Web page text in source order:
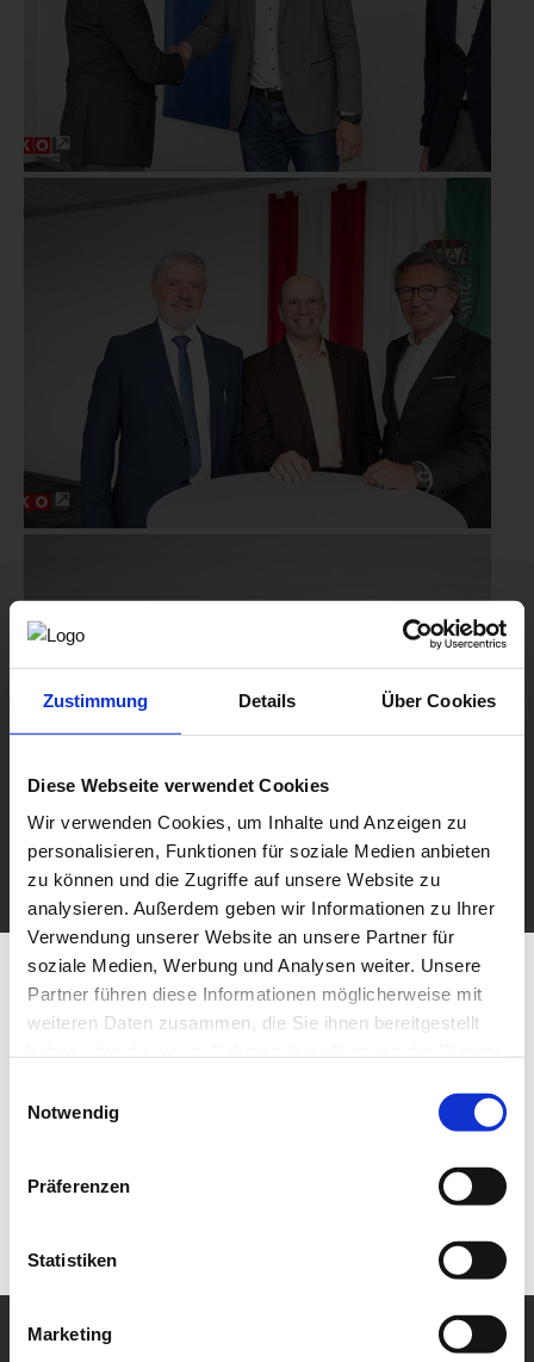
Zustimmung Details Über Cookies
Diese Webseite verwendet Cookies
Wir verwenden Cookies, um Inhalte und Anzeigen zu
personalisieren, Funktionen für soziale Medien anbieten
zu können und die Zugriffe auf unsere Website zu
analysieren. Außerdem geben wir Informationen zu Ihrer
Verwendung unserer Website an unsere Partner für
soziale Medien, Werbung und Analysen weiter. Unsere
Partner führen diese Informationen möglicherweise mit
weiteren Daten zusammen, die Sie ihnen bereitgestellt
Notwendig
Präferenzen
Statistiken
Marketing